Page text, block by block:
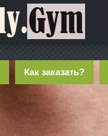
Как заказать?